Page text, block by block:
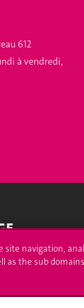
612
à vendredi,
site navigation,
as the sub domains